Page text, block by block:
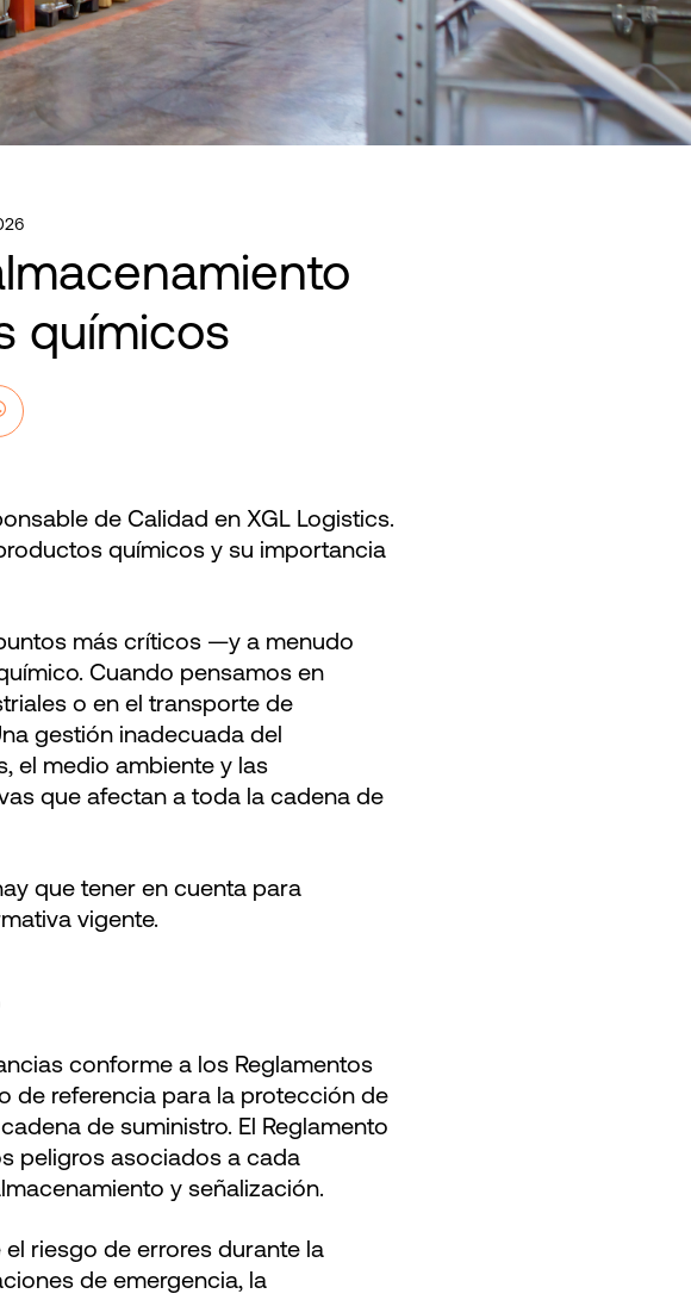
químicos
de Calidad en XGL Logistics.
químicos y su importancia
más críticos —y a menudo
Cuando pensamos en
o en el transporte de
gestión inadecuada del
el medio ambiente y las
que afectan a toda la cadena de
que tener en cuenta para
vigente.
conforme a los Reglamentos
de referencia para la protección de
de suministro. El Reglamento
peligros asociados a cada
y señalización.
riesgo de errores durante la
de emergencia, la